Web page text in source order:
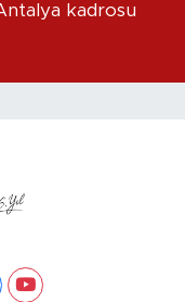
kadrosu